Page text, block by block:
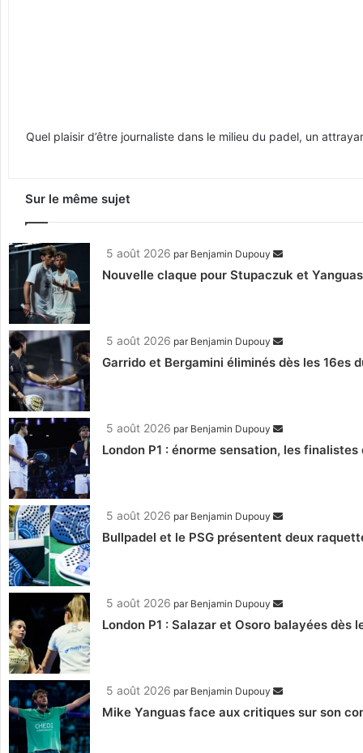
Quel plaisir d’être journaliste dans le milieu du padel, un
Sur le même sujet
5 août 2026 par Benjamin Dupouy
Nouvelle claque pour Stupaczuk et
5 août 2026 par Benjamin Dupouy
Garrido et Bergamini éliminés dès les 16es
5 août 2026 par Benjamin Dupouy
London P1 : énorme sensation, les
5 août 2026 par Benjamin Dupouy
Bullpadel et le PSG présentent deux
5 août 2026 par Benjamin Dupouy
London P1 : Salazar et Osoro balayées
5 août 2026 par Benjamin Dupouy
Mike Yanguas face aux critiques sur son